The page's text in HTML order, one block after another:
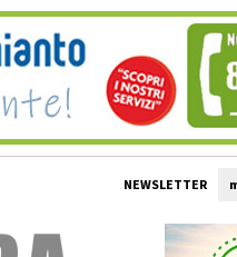
NEWSLETTER